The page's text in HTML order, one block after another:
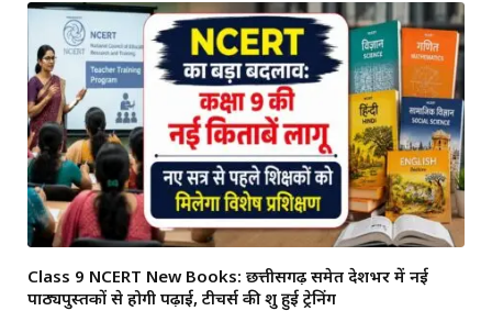
Class 9 NCERT New Books: छत्तीसगढ़ समेत देशभर में नई
पाठ्यपुस्तकों से होगी पढ़ाई, टीचर्स की शुरू हुई ट्रेनिंग